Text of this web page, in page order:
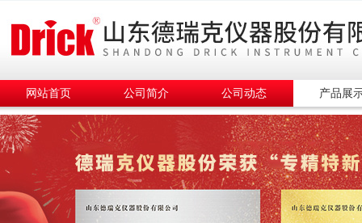
网站首页 公司简介 公司动态 产品展